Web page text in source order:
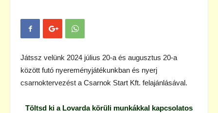
Játssz velünk 2024 július 20-a és augusztus 20-a
között futó nyereményjátékunkban és nyerj
csarnoktervezést a Csarnok Start Kft. felajánlásával.
Töltsd ki a Lovarda körüli munkákkal kapcsolatos